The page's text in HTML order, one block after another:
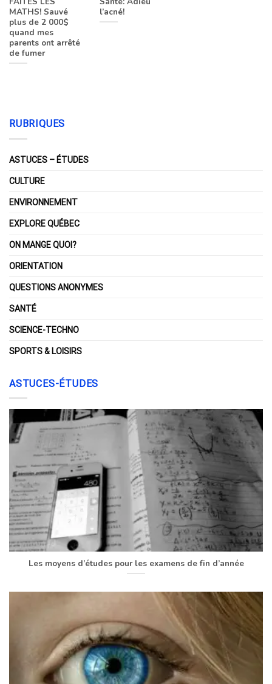
MATHS! Sauvé
plus de 2 000$
quand mes
parents ont arrêté
de fumer
l’acné!
RUBRIQUES
ASTUCES – ÉTUDES
CULTURE
ENVIRONNEMENT
EXPLORE QUÉBEC
ON MANGE QUOI?
ORIENTATION
QUESTIONS ANONYMES
SANTÉ
SCIENCE-TECHNO
SPORTS & LOISIRS
ASTUCES-ÉTUDES
Les moyens d’études pour les examens de fin d’année